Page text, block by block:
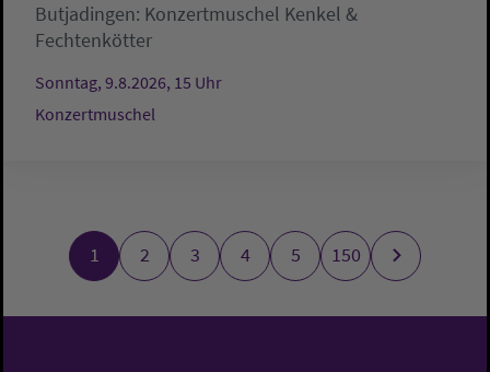
Butjadingen: Konzertmuschel Kenkel &
Fechtenkötter
Sonntag, 9.8.2026, 15 Uhr
Konzertmuschel
1 2 3 4 5 150